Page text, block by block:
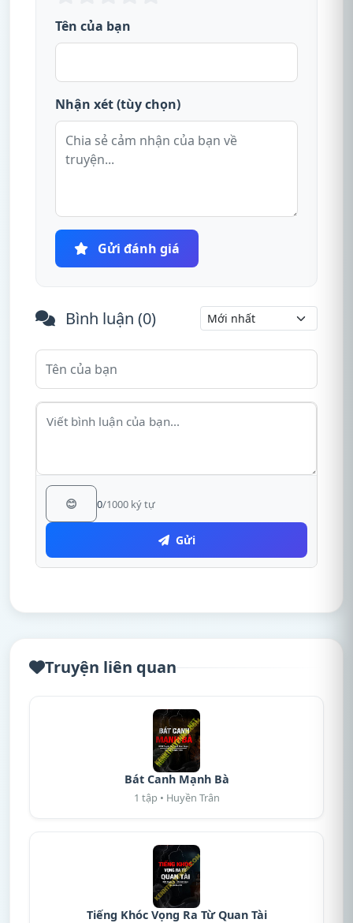
Tên của bạn
Nhận xét (tùy chọn)
Gửi đánh giá
Bình luận (0)
😊 0/1000 ký tự
Gửi
Truyện liên quan
Bát Canh Mạnh Bà
1 tập • Huyền Trân
Tiếng Khóc Vọng Ra Từ Quan Tài